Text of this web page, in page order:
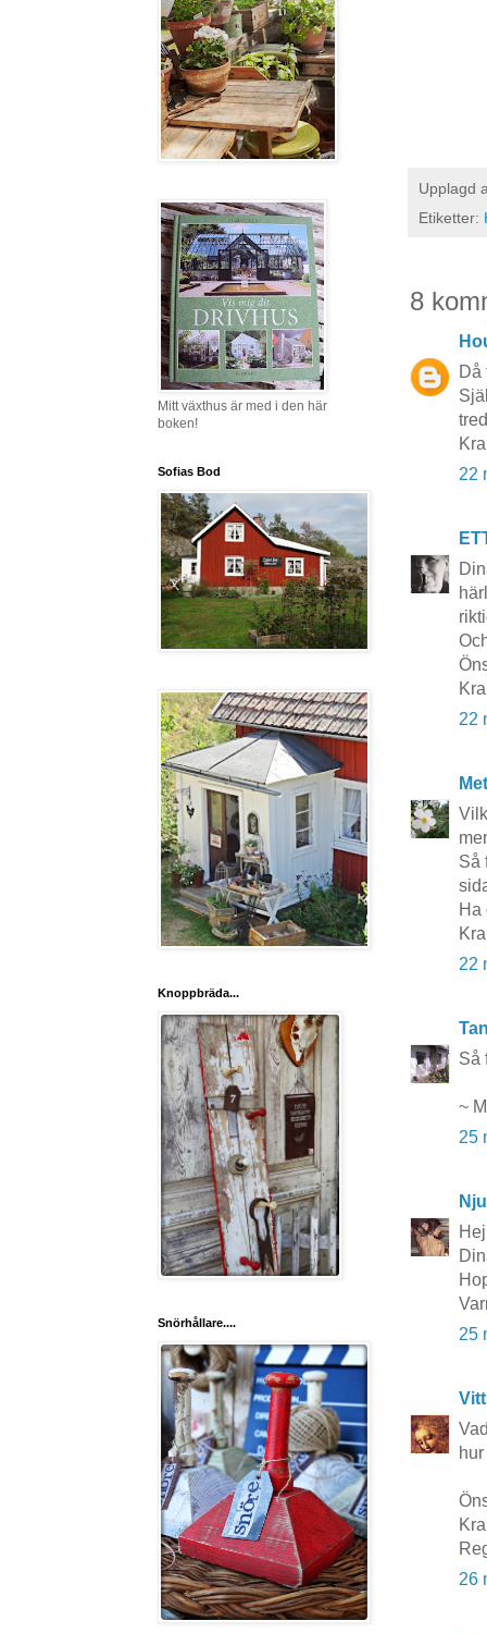
Upplagd
Etiketter:
8
Då
22
22
Så
Ha
22
Så
~
25
25
26
Mitt växthus är med i den här
boken!
Sofias Bod
Knoppbräda...
Snörhållare....